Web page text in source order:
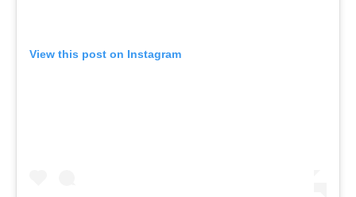
View this post on Instagram